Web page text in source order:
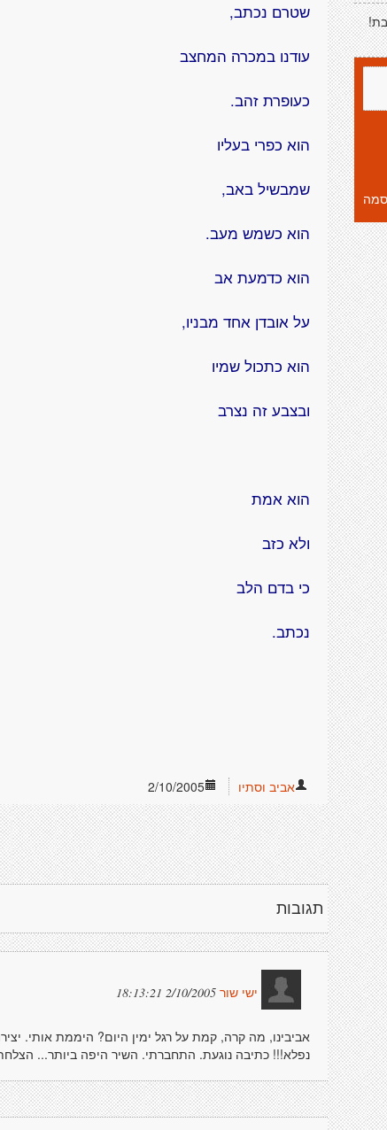
שטרם נכתב,
עודנו במכרה המחצב
כעופרת זהב.
הוא כפרי בעליו
שמבשיל באב,
הוא כשמש מעב.
הוא כדמעת אב
על אובדן אחד מבניו,
הוא כתכול שמיו
ובצבע זה נצרב
הוא אמת
ולא כזב
כי בדם הלב
נכתב.
2/10/2005 אביב וסתיו
תגובות
ישי שור 2/10/2005 18:13:21
אביבינו, מה קרה, קמת על רגל ימין היום? היממת אותי.
נפלא!!! כתיבה נוגעת. התחברתי. השיר היפה ביותר...